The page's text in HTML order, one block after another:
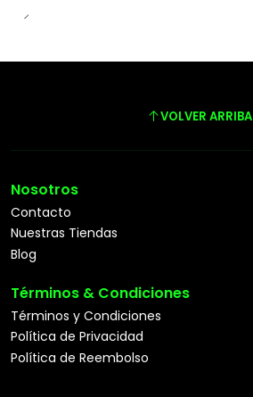
VOLVER ARRIBA
Nosotros
Contacto
Nuestras Tiendas
Blog
Términos & Condiciones
Términos y Condiciones
Política de Privacidad
Política de Reembolso